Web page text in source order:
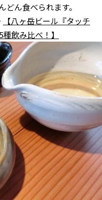
ん食べられます。
【八ヶ岳ビール『タッチ
飲み比べ！】